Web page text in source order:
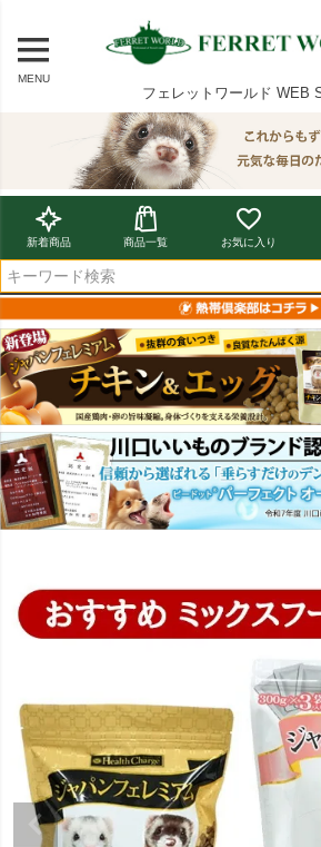
MENU
フェレットワールド WEB
新着商品 商品一覧 お気に入り